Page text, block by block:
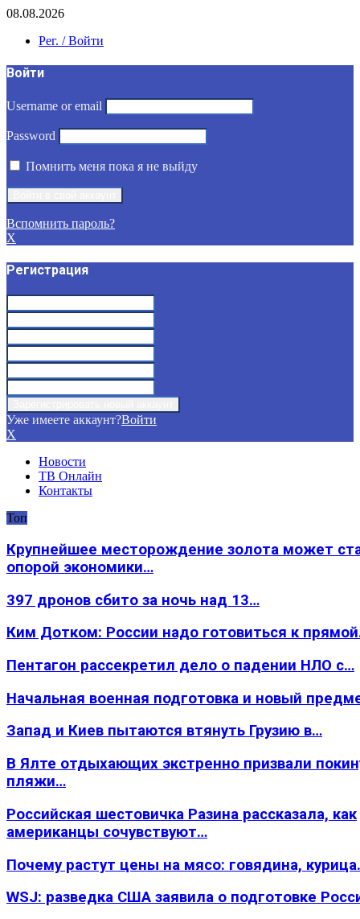
08.08.2026
Рег. / Войти
Войти
Username or email
Password
Помнить меня пока я не выйду
Вспомнить пароль?
X
Регистрация
Уже имеете аккаунт?Войти
X
Новости
ТВ Онлайн
Контакты
Топ
Крупнейшее месторождение золота может
опорой экономики…
397 дронов сбито за ночь над 13…
Ким Дотком: России надо готовиться к
Пентагон рассекретил дело о падении НЛО с…
Начальная военная подготовка и новый
Запад и Киев пытаются втянуть Грузию в…
В Ялте отдыхающих экстренно призвали
пляжи…
Российская шестовичка Разина рассказала, как
американцы сочувствуют…
Почему растут цены на мясо: говядина,
WSJ: разведка США заявила о подготовке